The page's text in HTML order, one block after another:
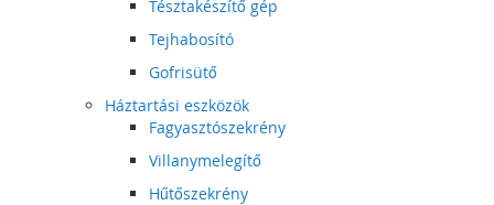
Tésztakészítő gép
Tejhabosító
Gofrisütő
Háztartási eszközök
Fagyasztószekrény
Villanymelegítő
Hűtőszekrény